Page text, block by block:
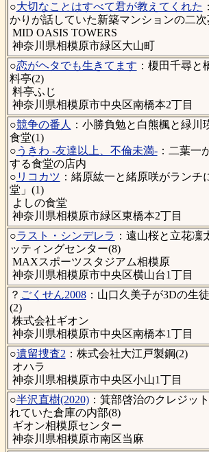
○大切なことはすべて君が教えてくれた
かりが話していた新築マンションの二次
MID OASIS TOWERS
神奈川県相模原市緑区大山町
○恋がヘタでも生きてます ：榎田千尋と
料亭(2)
料亭ふじ
神奈川県相模原市中央区南橋本2丁目
○競争の番人
：小勝負勉と白熊楓と緑川
食堂(1)
○ うきわ -友達以上、不倫未満-：二葉一
する食堂の店内
○ リコカツ ：緒原紘一と緒原咲がランチ
堂」(1)
よしの食堂
神奈川県相模原市緑区東橋本2丁目
○ラスト・シンデレラ ：遠山桜と立花
ッティングセンター(8)
MAXスポーツスタジアム相模原
神奈川県相模原市中央区横山台1丁目
？ ごくせん2008：山口久美子が3Dの生
(2)
株式会社ギオン
神奈川県相模原市中央区南橋本1丁目
○遺留捜査2 ：株式会社大江戸製鋼(2)
オハラ
神奈川県相模原市中央区小山1丁目
○半沢直樹(2020)：箕部啓治のクレジッ
れていた倉庫の内部(8)
ギオン相模原センター
神奈川県相模原市南区当麻